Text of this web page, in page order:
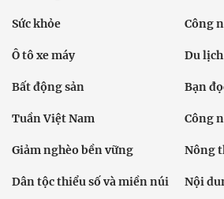
Sức khỏe Công
Ô tô xe máy Du lịch
Bất động sản Bạn
Tuần Việt Nam Công
Giảm nghèo bền vững Nông
Dân tộc thiểu số và miền núi Nội